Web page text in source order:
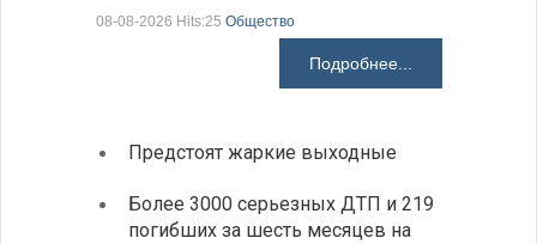
08-08-2026 Hits:25 Общество
Подробнее...
Предстоят жаркие выходные
Более 3000 серьезных ДТП и 219
погибших за шесть месяцев на